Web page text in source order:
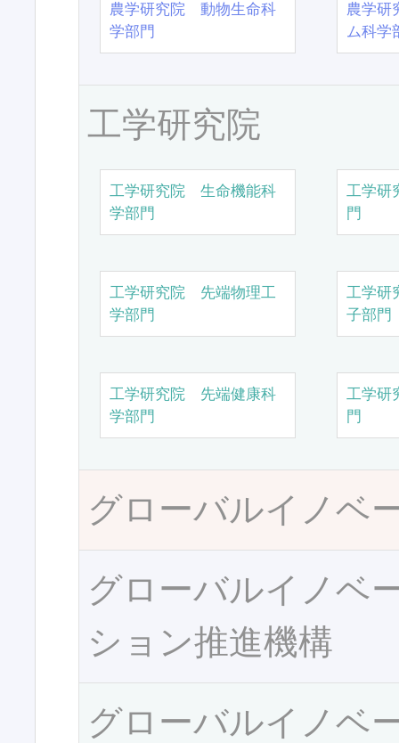
農学研究院 動物生命科
学部門
農学
ム科学
工学研究院
工学研究院 生命機能科
学部門
工学研
門
工学研究院 先端物理工
学部門
工学研
子部門
工学研究院 先端健康科
学部門
工学研
門
グローバルイノベ
グローバルイノベ
ション推進機構
グローバルイノベ